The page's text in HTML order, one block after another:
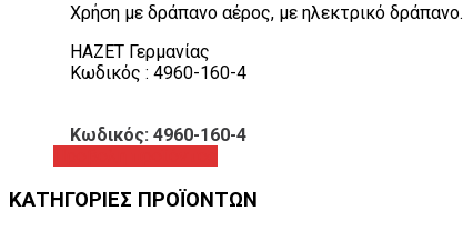
Χρήση με δράπανο αέρος, με ηλεκτρικό δράπανο.
HAZET Γερμανίας
Κωδικός : 4960-160-4
Κωδικός: 4960-160-4
ΚΑΤΗΓΟΡΙΕΣ ΠΡΟΪΟΝΤΩΝ